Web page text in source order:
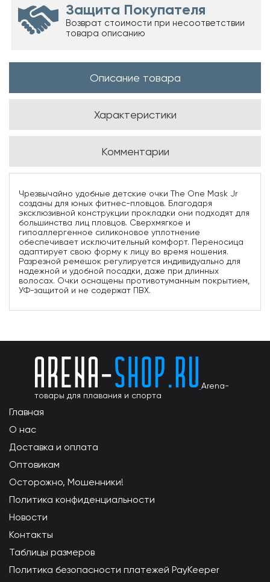
Защита Покупателя
Возврат стоимости при несоответствии
товара описанию
Описание товара
Характеристики
Комментарии
Чрезвычайно удобные детские очки The One Mask Jr
созданы для юных фитнес-пловцов. Благодаря
эксклюзивной конструкции прокладки они подходят для
большинства лиц пловцов. Сверхмягкое и
гипоаллергенное силиконовое уплотнение
обеспечивает исключительный комфорт. Переносица
адаптирует свою форму к лицу во время ношения.
Разрезной ремешок регулируется индивидуально для
надежной и удобной посадки, даже при длинных
волосах. Очки оснащены противотуманным покрытием,
УФ-защитой и не содержат ПВХ.
Arena-
товары для плавания и спорта
Главная
О нас
Доставка и оплата
Оптовикам
Осторожно, Мошенники!
Политика конфиденциальности
Новости
Контакты
Таблицы размеров
Политика безопасности платежей PayKeeper